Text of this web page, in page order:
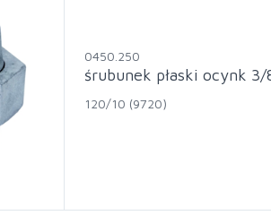
0450.250
śrubunek płaski ocynk 3/
120/10 (9720)